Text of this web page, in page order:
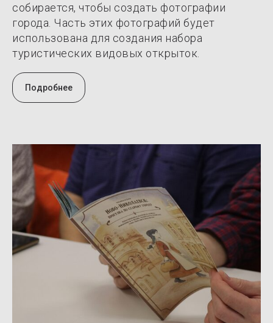
собирается, чтобы создать фотографии
города. Часть этих фотографий будет
использована для создания набора
туристических видовых открыток.
Подробнее